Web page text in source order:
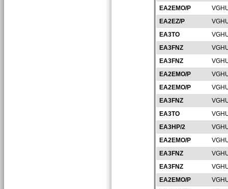
EA2EMO/P
EA2EZ/P
EA3TO
EA3FNZ
EA3FNZ
EA2EMO/P
EA2EMO/P
EA3FNZ
EA3TO
EA3HP/2
EA2EMO/P
EA3FNZ
EA3FNZ
EA2EMO/P